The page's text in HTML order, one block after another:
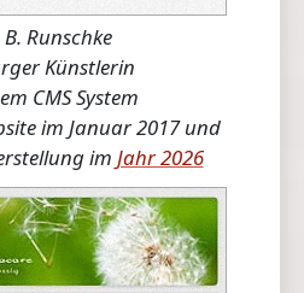
Runschke
Künstlerin
CMS System
im Januar 2017 und
im Jahr 2026